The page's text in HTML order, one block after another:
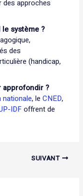
des approches
système ?
des
(handicap,
approfondir ?
nationale, leCNED,
IDFoffrent de
SUIVANT